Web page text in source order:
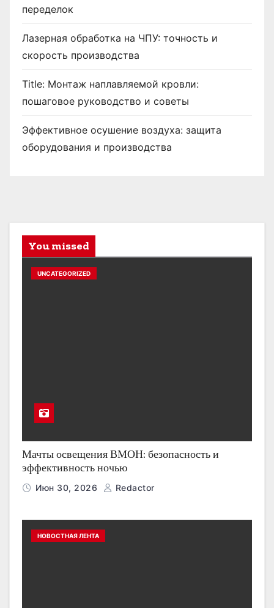
переделок
Лазерная обработка на ЧПУ: точность и
скорость производства
Title: Монтаж наплавляемой кровли:
пошаговое руководство и советы
Эффективное осушение воздуха: защита
оборудования и производства
You missed
UNCATEGORIZED
Мачты освещения ВМОН: безопасность и
эффективность ночью
Июн 30, 2026 Redactor
НОВОСТНАЯ ЛЕНТА